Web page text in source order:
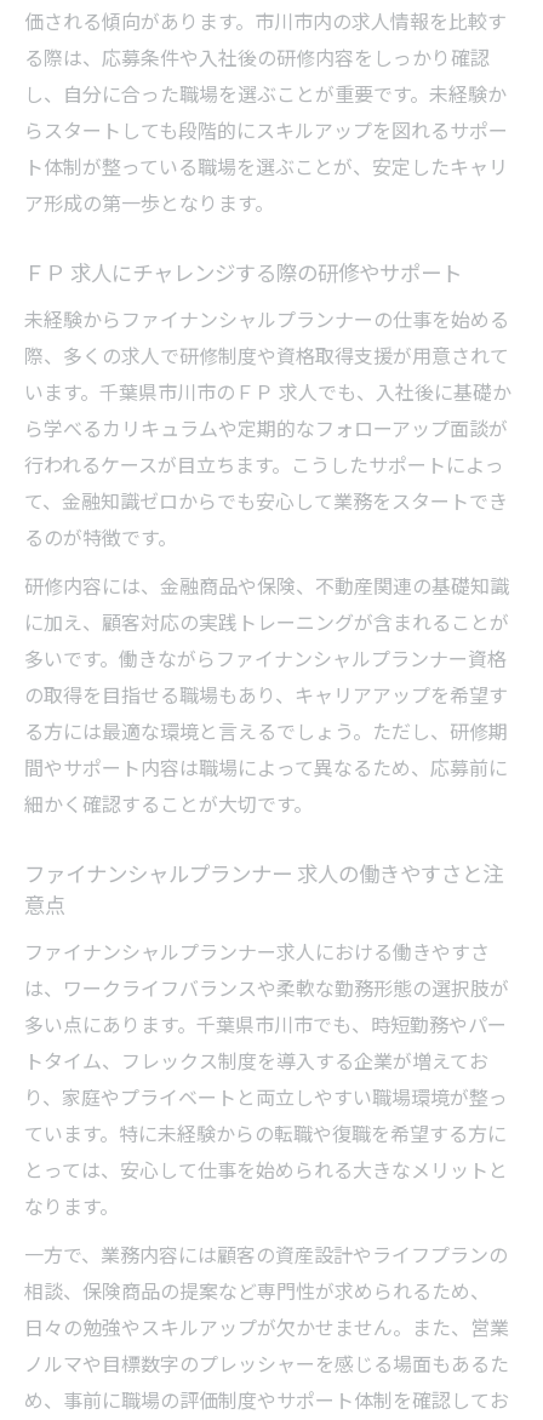
価される傾向があります。市川市内の求人情報を比較す
る際は、応募条件や入社後の研修内容をしっかり確認
し、自分に合った職場を選ぶことが重要です。未経験か
らスタートしても段階的にスキルアップを図れるサポー
ト体制が整っている職場を選ぶことが、安定したキャリ
ア形成の第一歩となります。
ＦＰ 求人にチャレンジする際の研修やサポート
未経験からファイナンシャルプランナーの仕事を始める
際、多くの求人で研修制度や資格取得支援が用意されて
います。千葉県市川市のＦＰ 求人でも、入社後に基礎か
ら学べるカリキュラムや定期的なフォローアップ面談が
行われるケースが目立ちます。こうしたサポートによっ
て、金融知識ゼロからでも安心して業務をスタートでき
るのが特徴です。
研修内容には、金融商品や保険、不動産関連の基礎知識
に加え、顧客対応の実践トレーニングが含まれることが
多いです。働きながらファイナンシャルプランナー資格
の取得を目指せる職場もあり、キャリアアップを希望す
る方には最適な環境と言えるでしょう。ただし、研修期
間やサポート内容は職場によって異なるため、応募前に
細かく確認することが大切です。
ファイナンシャルプランナー 求人の働きやすさと注
意点
ファイナンシャルプランナー求人における働きやすさ
は、ワークライフバランスや柔軟な勤務形態の選択肢が
多い点にあります。千葉県市川市でも、時短勤務やパー
トタイム、フレックス制度を導入する企業が増えてお
り、家庭やプライベートと両立しやすい職場環境が整っ
ています。特に未経験からの転職や復職を希望する方に
とっては、安心して仕事を始められる大きなメリットと
なります。
一方で、業務内容には顧客の資産設計やライフプランの
相談、保険商品の提案など専門性が求められるため、
日々の勉強やスキルアップが欠かせません。また、営業
ノルマや目標数字のプレッシャーを感じる場面もあるた
め、事前に職場の評価制度やサポート体制を確認してお